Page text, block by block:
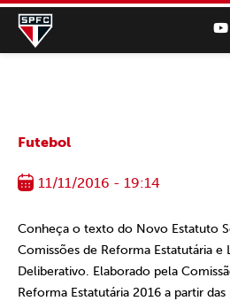
Futebol
11/11/2016 - 19:14
Conheça o texto do Novo Estatuto
Comissões de Reforma Estatutária e
Deliberativo. Elaborado pela
Reforma Estatutária 2016 a partir